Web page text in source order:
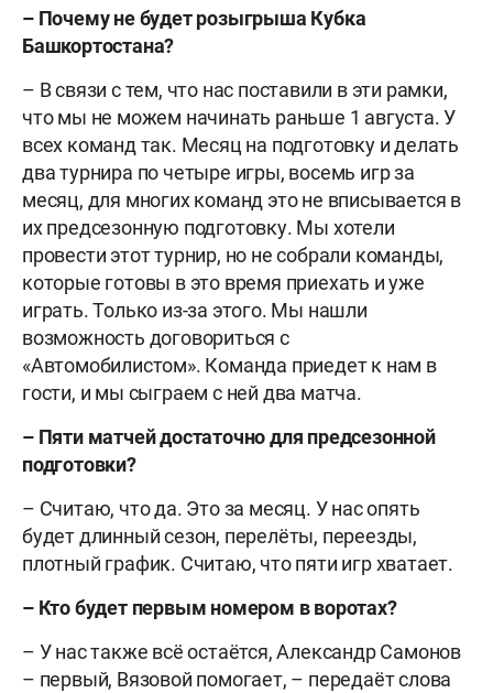
– Почему не будет розыгрыша Кубка
Башкортостана?
– В связи с тем, что нас поставили в эти рамки,
что мы не можем начинать раньше 1 августа. У
всех команд так. Месяц на подготовку и делать
два турнира по четыре игры, восемь игр за
месяц, для многих команд это не вписывается в
их предсезонную подготовку. Мы хотели
провести этот турнир, но не собрали команды,
которые готовы в это время приехать и уже
играть. Только из-за этого. Мы нашли
возможность договориться с
«Автомобилистом». Команда приедет к нам в
гости, и мы сыграем с ней два матча.
– Пяти матчей достаточно для предсезонной
подготовки?
– Считаю, что да. Это за месяц. У нас опять
будет длинный сезон, перелёты, переезды,
плотный график. Считаю, что пяти игр хватает.
– Кто будет первым номером в воротах?
– У нас также всё остаётся, Александр Самонов
– первый, Вязовой помогает, – передаёт слова